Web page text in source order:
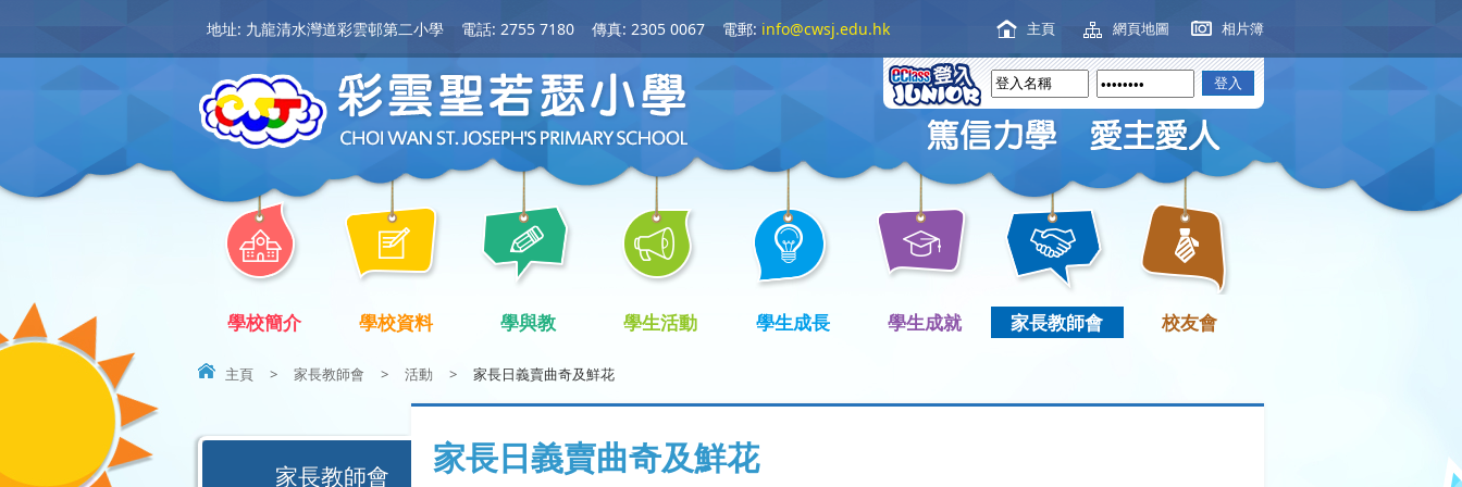
地址: 九龍清水灣道彩雲邨第二小學 電話: 2755 7180 傳真: 2305 0067 電郵: info@cwsj.edu.hk 主頁 網頁地圖 相片簿
學校簡介 學校資料 學與教 學生活動 學生成長 學生成就 家長教師會 校友會
主頁 > 家長教師會 > 活動 > 家長日義賣曲奇及鮮花
家長日義賣曲奇及鮮花
家長教師會